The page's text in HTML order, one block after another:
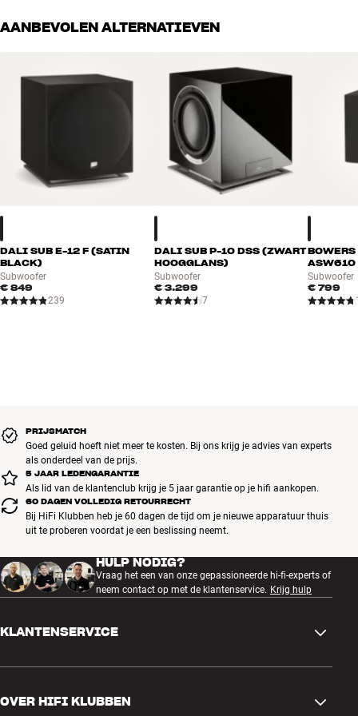
AANBEVOLEN ALTERNATIEVEN
DALI SUB E-12 F (SATIN
BLACK)
Subwoofer
€ 849
239
DALI SUB P-10 DSS (ZWART
HOOGGLANS)
Subwoofer
€ 3.299
7
ASW610
Subwoofer
€ 799
PRIJSMATCH
Goed geluid hoeft niet meer te kosten. Bij ons krijg je advies van experts
als onderdeel van de prijs.
5 JAAR LEDENGARANTIE
Als lid van de klantenclub krijg je 5 jaar garantie op je hifi aankopen.
60 DAGEN VOLLEDIG RETOURRECHT
Bij HiFi Klubben heb je 60 dagen de tijd om je nieuwe apparatuur thuis
uit te proberen voordat je een beslissing neemt.
HULP NODIG?
Vraag het een van onze gepassioneerde hi-fi-experts of
neem contact op met de klantenservice. Krijg hulp
KLANTENSERVICE
Vragen en antwoorden
OVER HIFI KLUBBEN